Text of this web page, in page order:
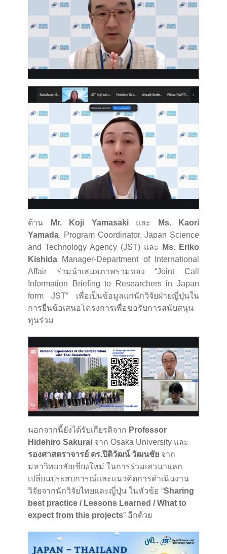
ด้าน Mr. Koji Yamasakiและ
Ms. Kaori
Yamada, Program Coordinator, Japan Science
and Technology Agency (JST) และ
Ms. Eriko
Kishida Manager-Department of International
Affair ร่วมนำเสนอภาพรวมของ “Joint Call
Information Briefing to Researchers in Japan
form JST” เพื่อเป็นข้อมูลแก่นักวิจัยฝ่ายญี่ปุ่นใน
การยื่นข้อเสนอโครงการเพื่อขอรับการสนับสนุน
ทุนร่วม
นอกจากนี้ยังได้รับเกียรติจาก Professor
Hidehiro Sakurai จาก Osaka University และ
รองศาสตราจารย์ ดร.ปิติวัฒน์ วัฒนชัย จาก
มหาวิทยาลัยเชียงใหม่ ในการร่วมเสวนาแลก
เปลี่ยนประสบการณ์และแนวคิดการดำเนินงาน
วิจัยจากนักวิจัยไทยและญี่ปุ่น ในหัวข้อ “Sharing
best practice / Lessons Learned / What to
expect from this projects” อีกด้วย